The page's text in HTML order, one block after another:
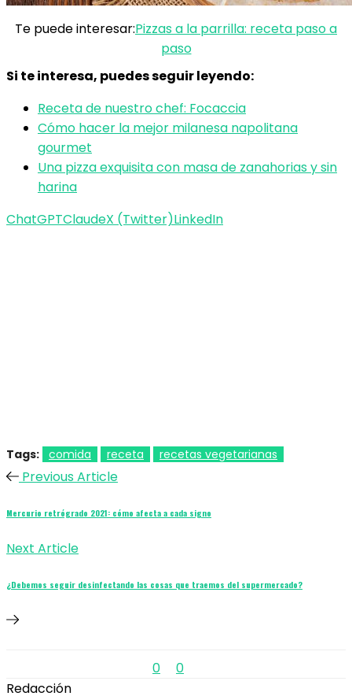
Te puede interesar:Pizzas a la parrilla: receta paso a
paso
Si te interesa, puedes seguir leyendo:
Receta de nuestro chef: Focaccia
Cómo hacer la mejor milanesa napolitana
gourmet
Una pizza exquisita con masa de zanahorias y sin
harina
ChatGPTClaudeX (Twitter)LinkedIn
Tags: comida receta recetas vegetarianas
Previous Article
Mercurio retrógrado 2021: cómo afecta a cada signo
Next Article
¿Debemos seguir desinfectando las cosas que traemos del supermercado?
0
0
Redacción